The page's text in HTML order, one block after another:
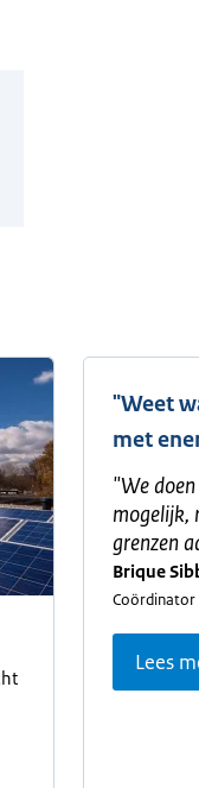
"Weet
met
"We
mogelijk,
grenzen
Brique
Coördinator
Lees